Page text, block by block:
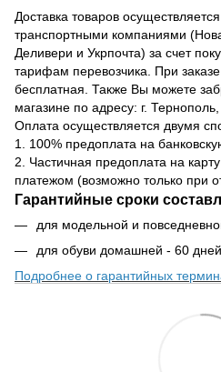
Доставка товаров
транспортными компаниями
Деливери и Укрпочта) за счет
тарифам перевозчика. При
бесплатная. Также Вы можете
магазине по адресу: г.
Оплата осуществляется двумя
1. 100% предоплата на
2. Частичная предоплата на
платежом (возможно только при
Гарантийные сроки
для модельной и
для обуви домашней - 60 дней.
Подробнее о гарантийных